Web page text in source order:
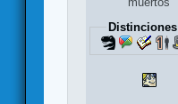
Distinciones